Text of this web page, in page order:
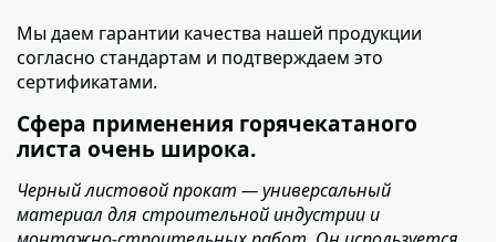
Мы даем гарантии качества нашей продукции
согласно стандартам и подтверждаем это
сертификатами.
Сфера применения горячекатаного
листа очень широка.
Черный листовой прокат — универсальный
материал для строительной индустрии и